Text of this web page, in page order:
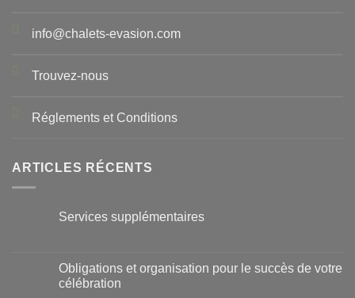
info@chalets-evasion.com
Trouvez-nous
Réglements et Conditions
ARTICLES RÉCENTS
Services supplémentaires
Obligations et organisation pour le succès de votre
célébration